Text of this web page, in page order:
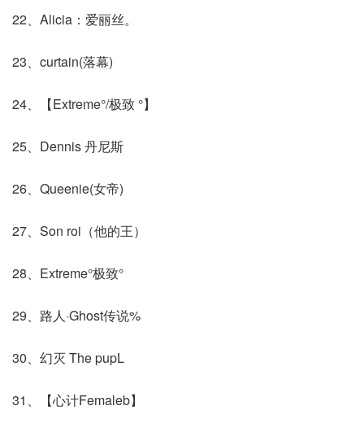
22、Alicia：爱丽丝。
23、curtain(落幕)
24、【Extreme°/极致 °】
25、Dennis 丹尼斯
26、Queenie(女帝)
27、Son roi（他的王）
28、Extreme°极致°
29、路人·Ghost传说%
30、幻灭 The pupL
31、【心计Femaleb】